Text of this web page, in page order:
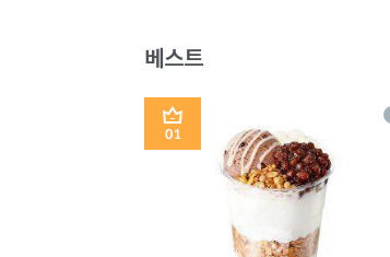
베스트
1